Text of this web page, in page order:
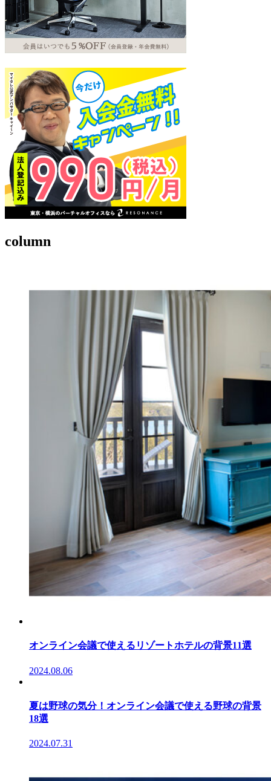
column
オンライン会議で使えるリゾートホテルの背景11選
2024.08.06
夏は野球の気分！オンライン会議で使える野球の背景
18選
2024.07.31